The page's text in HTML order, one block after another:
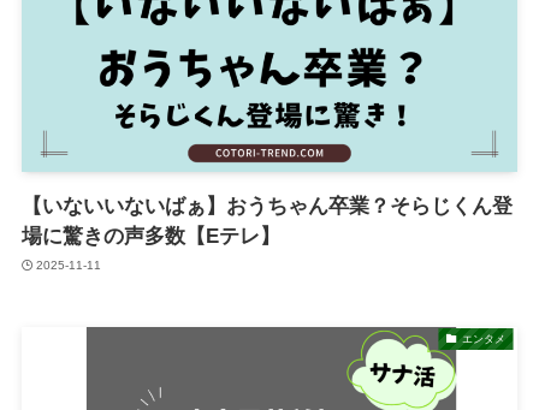
【いないいないばぁ】おうちゃん卒業？そらじくん登
場に驚きの声多数【Eテレ】
2025-11-11
エンタメ